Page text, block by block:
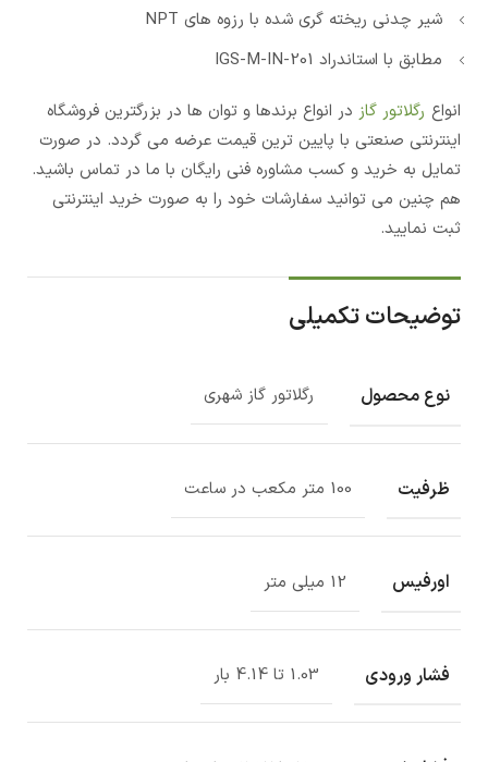
شیر چدنی ریخته گری شده با رزوه های NPT
مطابق با استاندراد IGS-M-IN-201
انواع رگلاتور گاز در انواع برندها و توان ها در بزرگترین فروشگاه
اینترنتی صنعتی با پایین ترین قیمت عرضه می گردد. در صورت
تمایل به خرید و کسب مشاوره فنی رایگان با ما در تماس باشید.
هم چنین می توانید سفارشات خود را به صورت خرید اینترنتی
ثبت نمایید.
توضیحات تکمیلی
نوع محصول رگلاتور گاز شهری
ظرفیت 100 متر مکعب در ساعت
اورفیس 12 میلی متر
فشار ورودی 1.03 تا 4.14 بار